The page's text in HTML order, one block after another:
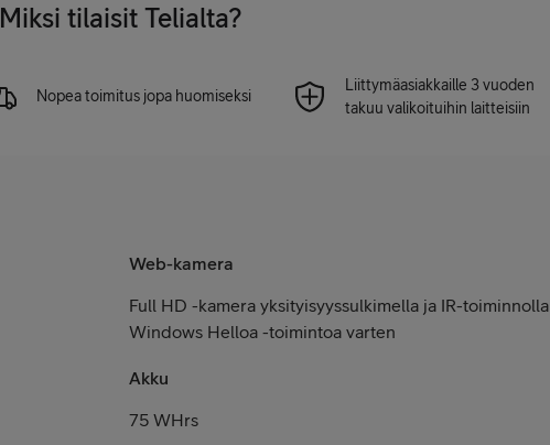
Miksi tilaisit Telialta?
Nopea toimitus jopa huomiseksi
Liittymäasiakkaille 3 vuoden
takuu valikoituihin laitteisiin
Web-kamera
Full HD -kamera yksityisyyssulkimella ja IR-toiminnolla
Windows Helloa -toimintoa varten
Akku
75 WHrs